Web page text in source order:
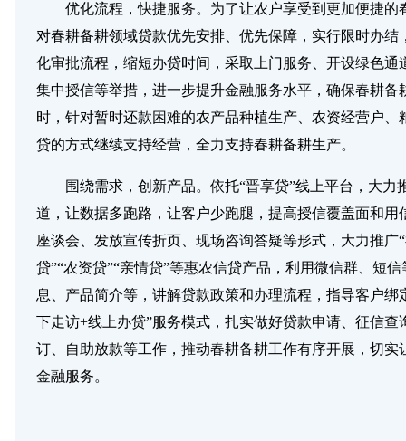
优化流程，快捷服务。为了让农户享受到更加便捷的
对春耕备耕领域贷款优先安排、优先保障，实行限时办结
化审批流程，缩短办贷时间，采取上门服务、开设绿色通
集中授信等举措，进一步提升金融服务水平，确保春耕备
时，针对暂时还款困难的农产品种植生产、农资经营户、
贷的方式继续支持经营，全力支持春耕备耕生产。
围绕需求，创新产品。依托“晋享贷”线上平台，大力
道，让数据多跑路，让客户少跑腿，提高授信覆盖面和用
座谈会、发放宣传折页、现场咨询答疑等形式，大力推广
贷”“农资贷”“亲情贷”等惠农信贷产品，利用微信群、短
息、产品简介等，讲解贷款政策和办理流程，指导客户绑
下走访+线上办贷”服务模式，扎实做好贷款申请、征信查
订、自助放款等工作，推动春耕备耕工作有序开展，切实
金融服务。